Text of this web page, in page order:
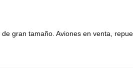
gran tamaño. Aviones en venta,